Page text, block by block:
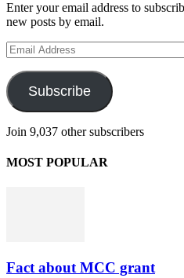
Enter your email address to
new posts by email.
Email
Address
Subscribe
Join 9,037 other subscribers
MOST POPULAR
Fact about MCC grant